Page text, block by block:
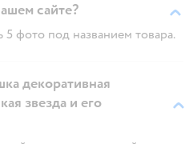
сайте?
фото под названием товара.
декоративная
звезда и его